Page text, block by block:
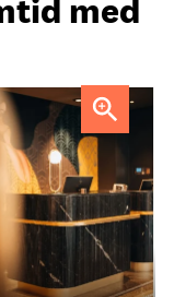
med
Viska FOTO: